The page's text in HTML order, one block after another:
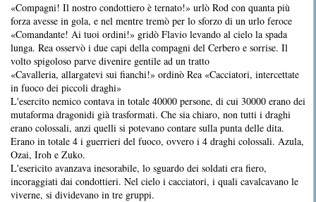
«Compagni! Il nostro condottiero è ternato!» urlò Rod con quanta più
forza avesse in gola, e nel mentre tremò per lo sforzo di un urlo feroce
«Comandante! Ai tuoi ordini!» gridò Flavio levando al cielo la spada
lunga. Rea osservò i due capi della compagni del Cerbero e sorrise. Il
volto spigoloso parve divenire gentile ad un tratto
«Cavalleria, allargatevi sui fianchi!» ordinò Rea «Cacciatori, intercettate
in fuoco dei piccoli draghi»
L'esercito nemico contava in totale 40000 persone, di cui 30000 erano dei
mutaforma dragonidi già trasformati. Che sia chiaro, non tutti i draghi
erano colossali, anzi quelli si potevano contare sulla punta delle dita.
Erano in totale 4 i guerrieri del fuoco, ovvero i 4 draghi colossali. Azula,
Ozai, Iroh e Zuko.
L'esericito avanzava inesorabile, lo sguardo dei soldati era fiero,
incoraggiati dai condottieri. Nel cielo i cacciatori, i quali cavalcavano le
viverne, si dividevano in tre gruppi.